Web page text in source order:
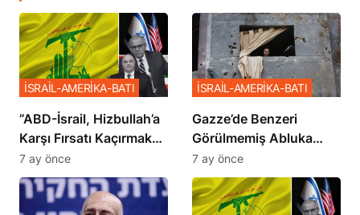
​​​​​​​”ABD-İsrail, Hizbullah’a
Karşı Fırsatı Kaçırmak
İstemiyor”
İSRAİL-AMERİKA-BATI
7 ay önce
​​​​​​​Gazze’de Benzeri
Görülmemiş Abluka
Planı
İSRAİL-AMERİKA-BATI
7 ay önce